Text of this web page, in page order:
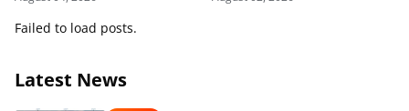
Destana
Failed to load posts.
Latest News